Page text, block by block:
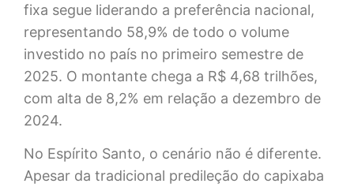
fixa segue liderando a preferência nacional,
representando 58,9% de todo o volume
investido no país no primeiro semestre de
2025. O montante chega a R$ 4,68 trilhões,
com alta de 8,2% em relação a dezembro de
2024.
No Espírito Santo, o cenário não é diferente.
Apesar da tradicional predileção do capixaba